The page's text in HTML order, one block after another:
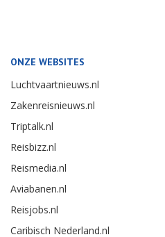
ONZE WEBSITES
Luchtvaartnieuws.nl
Zakenreisnieuws.nl
Triptalk.nl
Reisbizz.nl
Reismedia.nl
Aviabanen.nl
Reisjobs.nl
Caribisch Nederland.nl